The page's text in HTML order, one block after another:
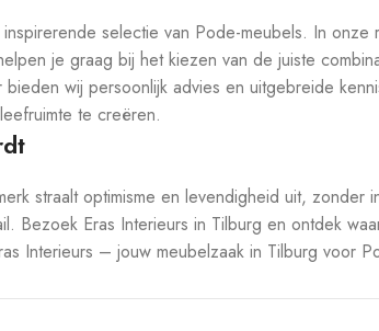
selectie van Pode-meubels. In
je graag bij het kiezen van de juiste
wij persoonlijk advies en uitgebreide
te creëren.
straalt optimisme en levendigheid uit,
Bezoek Eras Interieurs in Tilburg en ontdek
Interieurs – jouw meubelzaak in Tilburg voor